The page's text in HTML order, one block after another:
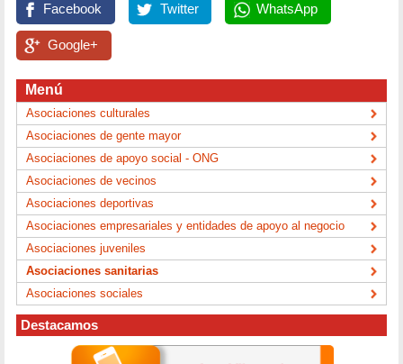
Facebook Twitter WhatsApp
Google+
Menú
Asociaciones culturales
Asociaciones de gente mayor
Asociaciones de apoyo social - ONG
Asociaciones de vecinos
Asociaciones deportivas
Asociaciones empresariales y entidades de apoyo al negocio
Asociaciones juveniles
Asociaciones sanitarias
Asociaciones sociales
Destacamos